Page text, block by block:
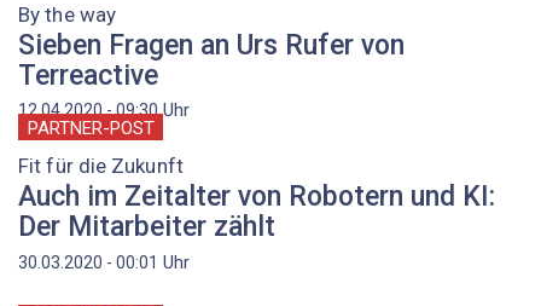
By the way
Sieben Fragen an Urs Rufer von
Terreactive
12.04.2020 - 09:30Uhr
PARTNER-POST
Fit für die Zukunft
Auch im Zeitalter von Robotern und KI:
Der Mitarbeiter zählt
30.03.2020 - 00:01 Uhr